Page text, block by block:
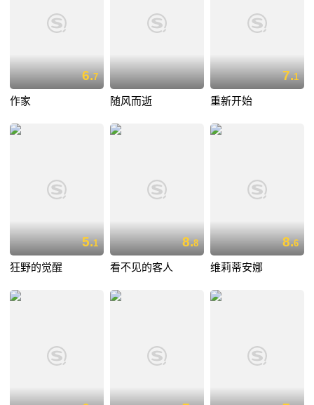
6.7
作家 随风而逝
7.1
重新开始
5.1
狂野的觉醒
8.8
看不见的客人
8.6
维莉蒂安娜